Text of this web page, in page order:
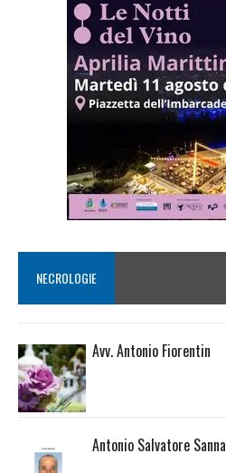
NECROLOGIE
Avv. Antonio Fiorentin
Antonio Salvatore Sanna